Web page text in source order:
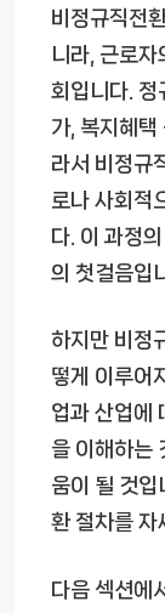
비정규직전
니라, 근로자
회입니다. 정
가, 복지혜택
라서 비정규
로나 사회적
다. 이 과정
의 첫걸음입
하지만 비정
떻게 이루어
업과 산업에
을 이해하는
움이 될 것입
환 절차를 자
다음 섹션에